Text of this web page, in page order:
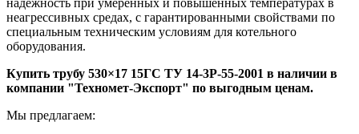
неагрессивных средах, с гарантированными свойствами по
специальным техническим условиям для котельного
оборудования.
Купить трубу 530×17 15ГС ТУ 14-3Р-55-2001 в наличии в
компании "Техномет-Экспорт" по выгодным ценам.
Мы предлагаем: